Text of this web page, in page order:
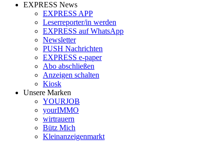
EXPRESS News
EXPRESS APP
Leserreporter/in werden
EXPRESS auf WhatsApp
Newsletter
PUSH Nachrichten
EXPRESS e-paper
Abo abschließen
Anzeigen schalten
Kiosk
Unsere Marken
YOURJOB
yourIMMO
wirtrauern
Bütz Mich
Kleinanzeigenmarkt